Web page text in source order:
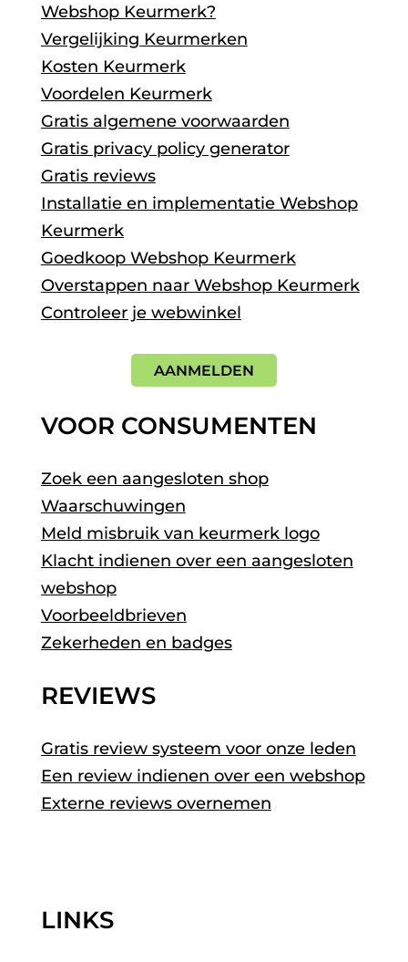
Webshop Keurmerk?
Vergelijking Keurmerken
Kosten Keurmerk
Voordelen Keurmerk
Gratis algemene voorwaarden
Gratis privacy policy generator
Gratis reviews
Installatie en implementatie Webshop
Keurmerk
Goedkoop Webshop Keurmerk
Overstappen naar Webshop Keurmerk
Controleer je webwinkel
AANMELDEN
VOOR CONSUMENTEN
Zoek een aangesloten shop
Waarschuwingen
Meld misbruik van keurmerk logo
Klacht indienen over een aangesloten
webshop
Voorbeeldbrieven
Zekerheden en badges
REVIEWS
Gratis review systeem voor onze leden
Een review indienen over een webshop
Externe reviews overnemen
LINKS